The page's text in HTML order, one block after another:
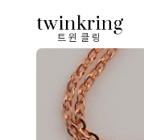
트윈클링
ALL 베스트 안쪽막